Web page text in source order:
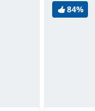
84%